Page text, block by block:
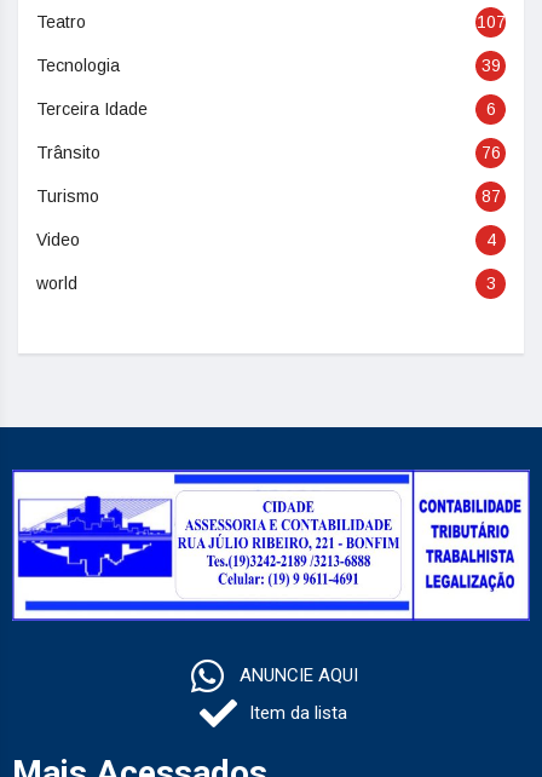
Teatro 107
Tecnologia 39
Terceira Idade 6
Trânsito 76
Turismo 87
Video 4
world 3
ANUNCIE AQUI
Item da lista